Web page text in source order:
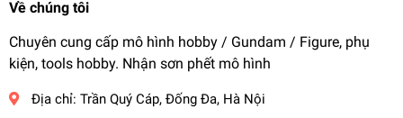
Về chúng tôi
Chuyên cung cấp mô hình hobby / Gundam / Figure, phụ
kiện, tools hobby. Nhận sơn phết mô hình
Địa chỉ: Trần Quý Cáp, Đống Đa, Hà Nội